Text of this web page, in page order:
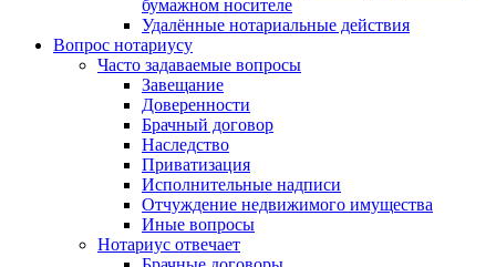
бумажном носителе
Удалённые нотариальные действия
Вопрос нотариусу
Часто задаваемые вопросы
Завещание
Доверенности
Брачный договор
Наследство
Приватизация
Исполнительные надписи
Отчуждение недвижимого имущества
Иные вопросы
Нотариус отвечает